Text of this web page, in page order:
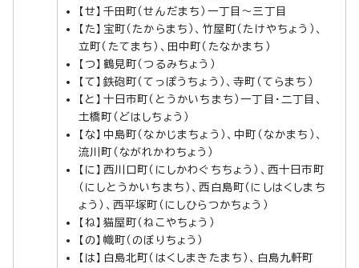
【せ】千田町（せんだまち）一丁目～三丁目
【た】宝町（たからまち）、竹屋町（たけやちょう）、
立町（たてまち）、田中町（たなかまち）
【つ】鶴見町（つるみちょう）
【て】鉄砲町（てっぽうちょう）、寺町（てらまち）
【と】十日市町（とうかいちまち）一丁目・二丁目、
土橋町（どはしちょう）
【な】中島町（なかじまちょう）、中町（なかまち）、
流川町（ながれかわちょう）
【に】西川口町（にしかわぐちちょう）、西十日市町
（にしとうかいちまち）、西白島町（にしはくしまち
ょう）、西平塚町（にしひらつかちょう）
【ね】猫屋町（ねこやちょう）
【の】幟町（のぼりちょう）
【は】白島北町（はくしまきたまち）、白島九軒町